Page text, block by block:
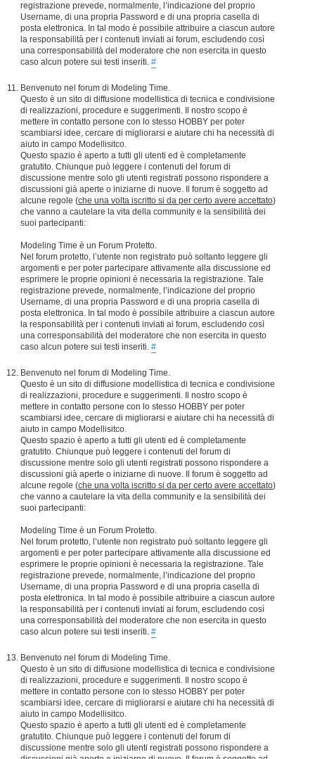
registrazione prevede, normalmente, l’indicazione del proprio
Username, di una propria Password e di una propria casella di
posta elettronica. In tal modo è possibile attribuire a ciascun autore
la responsabilità per i contenuti inviati ai forum, escludendo così
una corresponsabilità del moderatore che non esercita in questo
caso alcun potere sui testi inseriti. #
Benvenuto nel forum di Modeling Time.
Questo è un sito di diffusione modellistica di tecnica e condivisione
di realizzazioni, procedure e suggerimenti. Il nostro scopo è
mettere in contatto persone con lo stesso HOBBY per poter
scambiarsi idee, cercare di migliorarsi e aiutare chi ha necessità di
aiuto in campo Modellisitco.
Questo spazio è aperto a tutti gli utenti ed è completamente
gratutito. Chiunque può leggere i contenuti del forum di
discussione mentre solo gli utenti registrati possono rispondere a
discussioni già aperte o iniziarne di nuove. Il forum è soggetto ad
alcune regole (che una volta iscritto si da per certo avere accettato)
che vanno a cautelare la vita della community e la sensibilità dei
suoi partecipanti:
Modeling Time è un Forum Protetto.
Nel forum protetto, l’utente non registrato può soltanto leggere gli
argomenti e per poter partecipare attivamente alla discussione ed
esprimere le proprie opinioni è necessaria la registrazione. Tale
registrazione prevede, normalmente, l’indicazione del proprio
Username, di una propria Password e di una propria casella di
posta elettronica. In tal modo è possibile attribuire a ciascun autore
la responsabilità per i contenuti inviati ai forum, escludendo così
una corresponsabilità del moderatore che non esercita in questo
caso alcun potere sui testi inseriti. #
Benvenuto nel forum di Modeling Time.
Questo è un sito di diffusione modellistica di tecnica e condivisione
di realizzazioni, procedure e suggerimenti. Il nostro scopo è
mettere in contatto persone con lo stesso HOBBY per poter
scambiarsi idee, cercare di migliorarsi e aiutare chi ha necessità di
aiuto in campo Modellisitco.
Questo spazio è aperto a tutti gli utenti ed è completamente
gratutito. Chiunque può leggere i contenuti del forum di
discussione mentre solo gli utenti registrati possono rispondere a
discussioni già aperte o iniziarne di nuove. Il forum è soggetto ad
alcune regole (che una volta iscritto si da per certo avere accettato)
che vanno a cautelare la vita della community e la sensibilità dei
suoi partecipanti:
Modeling Time è un Forum Protetto.
Nel forum protetto, l’utente non registrato può soltanto leggere gli
argomenti e per poter partecipare attivamente alla discussione ed
esprimere le proprie opinioni è necessaria la registrazione. Tale
registrazione prevede, normalmente, l’indicazione del proprio
Username, di una propria Password e di una propria casella di
posta elettronica. In tal modo è possibile attribuire a ciascun autore
la responsabilità per i contenuti inviati ai forum, escludendo così
una corresponsabilità del moderatore che non esercita in questo
caso alcun potere sui testi inseriti. #
Benvenuto nel forum di Modeling Time.
Questo è un sito di diffusione modellistica di tecnica e condivisione
di realizzazioni, procedure e suggerimenti. Il nostro scopo è
mettere in contatto persone con lo stesso HOBBY per poter
scambiarsi idee, cercare di migliorarsi e aiutare chi ha necessità di
aiuto in campo Modellisitco.
Questo spazio è aperto a tutti gli utenti ed è completamente
gratutito. Chiunque può leggere i contenuti del forum di
discussione mentre solo gli utenti registrati possono rispondere a